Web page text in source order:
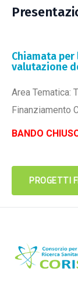
Chiamata
valutazione
Area Tematica:
Finanziamento
BANDO
PROGETTI